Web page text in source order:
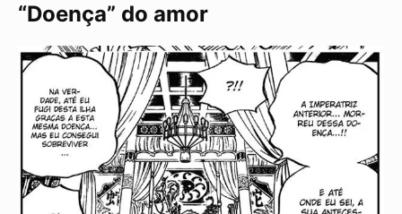
“Doença” do amor